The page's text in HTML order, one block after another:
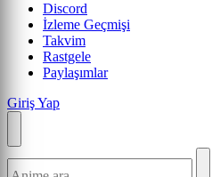
Discord
İzleme Geçmişi
Takvim
Rastgele
Paylaşımlar
Giriş Yap